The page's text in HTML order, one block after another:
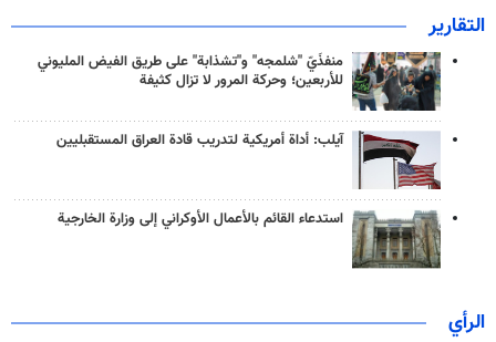
التقارير
منفذَيّ "شلمجه" و"تشذابة" على طريق الفيض المليوني
للأربعين؛ وحركة المرور لا تزال كثيفة
آيلب: أداة أمريكية لتدريب قادة العراق المستقبليين
استدعاء القائم بالأعمال الأوكراني إلى وزارة الخارجية
الرأي